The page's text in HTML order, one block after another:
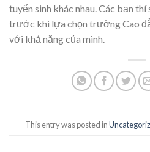
tuyển sinh khác nhau. Các bạn
trước khi lựa chọn trường Cao
với khả năng của mình.
This entry was posted in